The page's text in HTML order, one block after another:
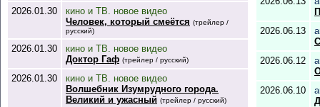
2026.01.30
кино и ТВ. новое видео
Человек, который смеётся (трейлер /
русский)
2026.01.30
кино и ТВ. новое видео
Доктор Гаф (трейлер / русский)
2026.01.30
кино и ТВ. новое видео
Волшебник Изумрудного города.
Великий и ужасный (трейлер / русский)
2026.06.13
2026.06.12
2026.06.10